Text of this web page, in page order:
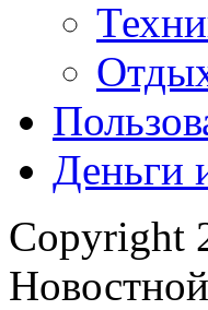
Деньги
Copyright